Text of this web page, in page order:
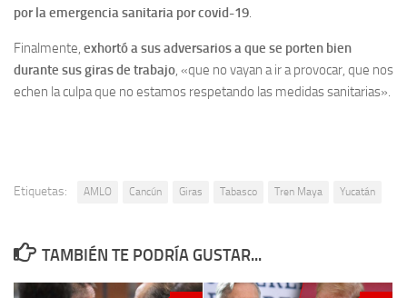
por la emergencia sanitaria por covid-19.
Finalmente, exhortó a sus adversarios a que se porten bien
durante sus giras de trabajo, «que no vayan a ir a provocar, que nos
echen la culpa que no estamos respetando las medidas sanitarias».
Etiquetas: AMLO Cancún Giras Tabasco Tren Maya Yucatán
TAMBIÉN TE PODRÍA GUSTAR...